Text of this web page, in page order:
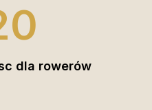
dla rowerów